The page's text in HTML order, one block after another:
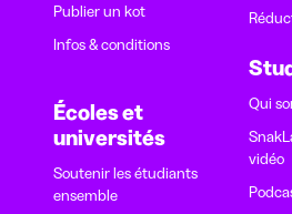
Publier un kot
Infos & conditions
Écoles et
universités
Soutenir les étudiants
ensemble
Qui
vidéo